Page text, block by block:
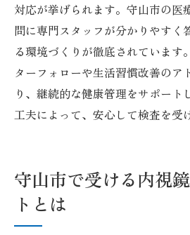
対応が挙げられます。守山市の医
問に専門スタッフが分かりやすく
る環境づくりが徹底されています
ターフォローや生活習慣改善のア
り、継続的な健康管理をサポート
工夫によって、安心して検査を受
守山市で受ける内視
トとは